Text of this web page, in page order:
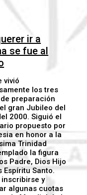
ir a
se fue al
vivió
los tres
preparación
gran Jubileo del
2000. Siguió el
propuesto por
en honor a la
Trinidad
la figura
Padre, Dios Hijo
Espíritu Santo.
inscribirse y
algunas cuotas